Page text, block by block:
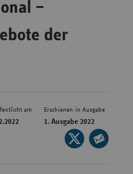
–
der
am Erschienen in Ausgabe
1. Ausgabe 2022
Seite
auf